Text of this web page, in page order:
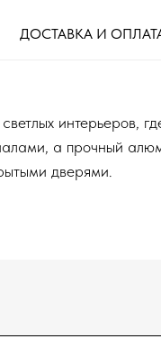
ДОСТАВКА И
интерьеров,
а прочный
дверями.